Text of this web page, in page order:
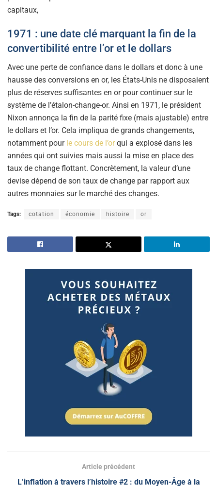
capitaux,
1971 : une date clé marquant la fin de la
convertibilité entre l’or et le dollars
Avec une perte de confiance dans le dollars et donc à une
hausse des conversions en or, les États-Unis ne disposaient
plus de réserves suffisantes en or pour continuer sur le
système de l’étalon-change-or. Ainsi en 1971, le président
Nixon annonça la fin de la parité fixe (mais ajustable) entre
le dollars et l’or. Cela impliqua de grands changements,
notamment pourle cours de l’orqui a explosé dans les
années qui ont suivies mais aussi la mise en place des
taux de change flottant. Concrètement, la valeur d’une
devise dépend de son taux de change par rapport aux
autres monnaies sur le marché des changes.
Tags: cotation économie histoire or
Article précédent
L’inflation à travers l’histoire #2 : du Moyen-Âge à la